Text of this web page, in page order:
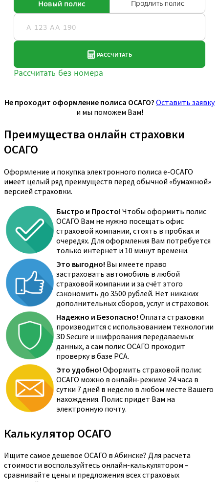
Не проходит оформление полиса ОСАГО? Оставить заявку
и мы поможем Вам!
Преимущества онлайн страховки
ОСАГО
Оформление и покупка электронного полиса е-ОСАГО
имеет целый ряд преимуществ перед обычной «бумажной»
версией страховки.
Быстро и Просто! Чтобы оформить полис
ОСАГО Вам не нужно посещать офис
страховой компании, стоять в пробках и
очередях. Для оформления Вам потребуется
только интернет и 10 минут времени.
Это выгодно! Вы имеете право
застраховать автомобиль в любой
страховой компании и за счёт этого
сэкономить до 3500 рублей. Нет никаких
дополнительных сборов, услуг и страховок.
Надежно и Безопасно! Оплата страховки
производится с использованием технологии
3D Secure и шифрования передаваемых
данных, а сам полис ОСАГО проходит
проверку в базе РСА.
Это удобно! Оформить страховой полис
ОСАГО можно в онлайн-режиме 24 часа в
сутки 7 дней в неделю в любом месте Вашего
нахождения. Полис придет Вам на
электронную почту.
Калькулятор ОСАГО
Ищите самое дешевое ОСАГО в Абинске? Для расчета
стоимости воспользуйтесь онлайн-калькулятором –
сравнивайте цены и предложения всех страховых